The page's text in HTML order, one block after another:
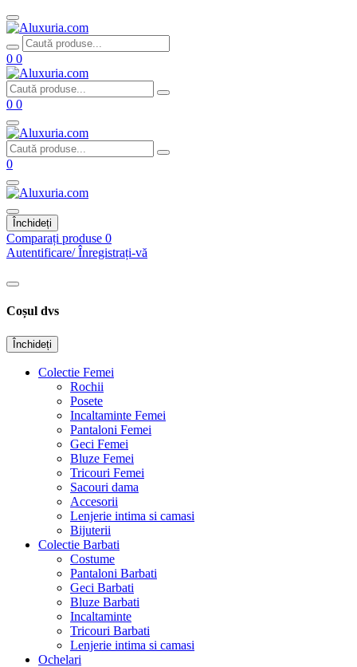
0 0
0 0
0
Închideți
Comparați produse 0
Autentificare/ Înregistrați-vă
Coșul dvs
Închideți
Colectie Femei
Rochii
Posete
Incaltaminte Femei
Pantaloni Femei
Geci Femei
Bluze Femei
Tricouri Femei
Sacouri dama
Accesorii
Lenjerie intima si camasi
Bijuterii
Colectie Barbati
Costume
Pantaloni Barbati
Geci Barbati
Bluze Barbati
Incaltaminte
Tricouri Barbati
Lenjerie intima si camasi
Ochelari